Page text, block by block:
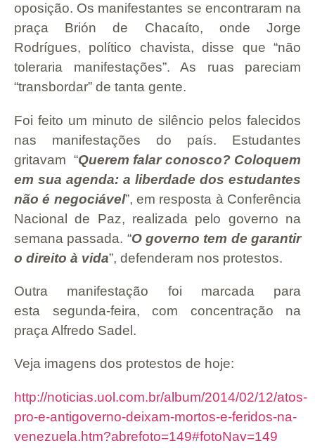
oposição. Os manifestantes se encontraram na
praça Brión de Chacaíto, onde Jorge
Rodrígues, político chavista, disse que “não
toleraria manifestações”. As ruas pareciam
“transbordar” de tanta gente.
Foi feito um minuto de silêncio pelos falecidos
nas manifestações do país. Estudantes
gritavam “Querem falar conosco? Coloquem
em sua agenda: a liberdade dos estudantes
não é negociável”, em resposta à Conferência
Nacional de Paz, realizada pelo governo na
semana passada. “O governo tem de garantir
o direito à vida”, defenderam nos protestos.
Outra manifestação foi marcada para
esta segunda-feira, com concentração na
praça Alfredo Sadel.
Veja imagens dos protestos de hoje:
http://noticias.uol.com.br/album/2014/02/12/atos-
pro-e-antigoverno-deixam-mortos-e-feridos-na-
venezuela.htm?abrefoto=149#fotoNav=149